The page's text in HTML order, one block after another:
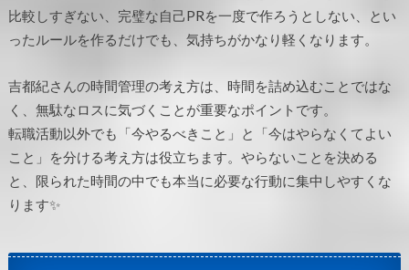
比較しすぎない、完璧な自己PRを一度で作ろうとしない、とい
ったルールを作るだけでも、気持ちがかなり軽くなります。
吉都紀さんの時間管理の考え方は、時間を詰め込むことではな
く、無駄なロスに気づくことが重要なポイントです。
転職活動以外でも「今やるべきこと」と「今はやらなくてよい
こと」を分ける考え方は役立ちます。やらないことを決める
と、限られた時間の中でも本当に必要な行動に集中しやすくな
ります✨